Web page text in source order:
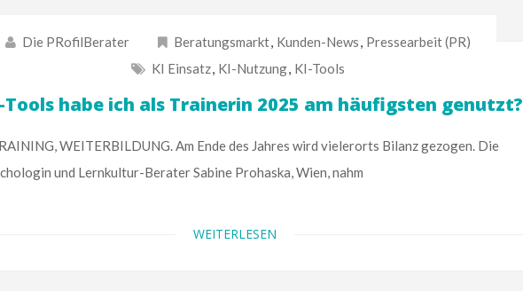
Die PRofilBerater Beratungsmarkt, Kunden-News, Pressearbeit (PR)
KI Einsatz, KI-Nutzung, KI-Tools
Tools habe ich als Trainerin 2025 am häufigsten genutzt?
WEITERBILDUNG. Am Ende des Jahres wird vielerorts Bilanz gezogen. Die
und Lernkultur-Berater Sabine Prohaska, Wien, nahm
WEITERLESEN